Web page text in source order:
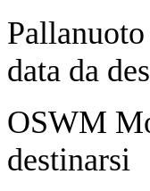
data da
OSWM
destinarsi